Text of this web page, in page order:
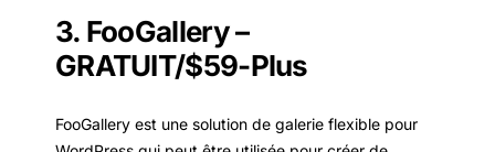
3. FooGallery –
GRATUIT/$59-Plus
FooGallery est une solution de galerie flexible pour